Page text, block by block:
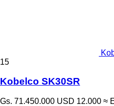
15
Kobelco SK30SR
Gs. 71.450.000 USD 12.000 ≈